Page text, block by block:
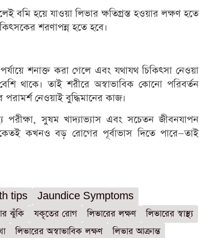
বমি হয়ে যাওয়া লিভার ক্ষতিগ্রস্ত হওয়ার লক্ষণ হতে
শরণাপন্ন হতে হবে।
শনাক্ত করা গেলে এবং যথাযথ চিকিৎসা নেওয়া
থাকে। তাই শরীরে অস্বাভাবিক কোনো পরিবর্তন
নেওয়াই বুদ্ধিমানের কাজ।
পরীক্ষা, সুষম খাদ্যাভ্যাস এবং সচেতন জীবনযাপন
কখনও বড় রোগের পূর্বাভাস দিতে পারে—তাই
tips
Jaundice Symptoms
ঝুঁকি যকৃতের রোগ লিভারের লক্ষণ
লিভারের স্বাস্থ্য
লিভারের অস্বাভাবিক লক্ষণ
লিভার আক্রান্ত